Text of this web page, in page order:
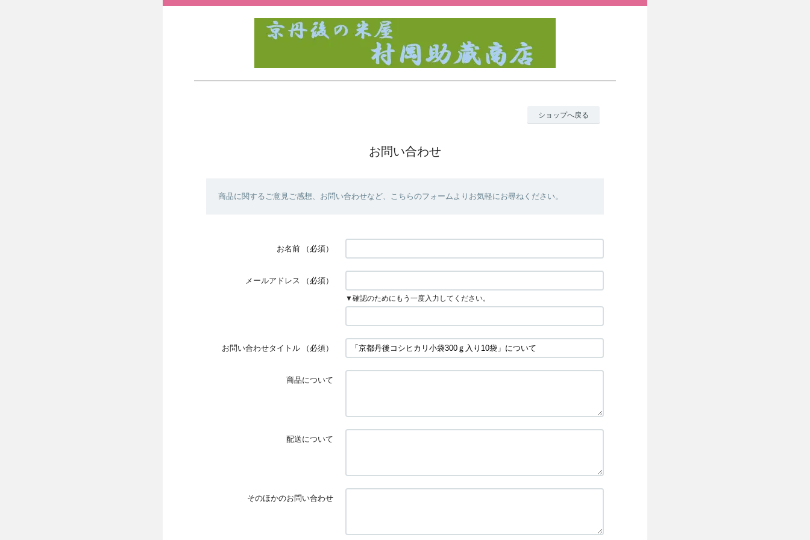
ショップへ戻る
お問い合わせ
商品に関するご意見ご感想、お問い合わせなど、こちらのフォームよりお気軽にお尋ねください。
お名前 （必須）
メールアドレス （必須）
▼確認のためにもう一度入力してください。
お問い合わせタイトル （必須）
商品について
配送について
そのほかのお問い合わせ